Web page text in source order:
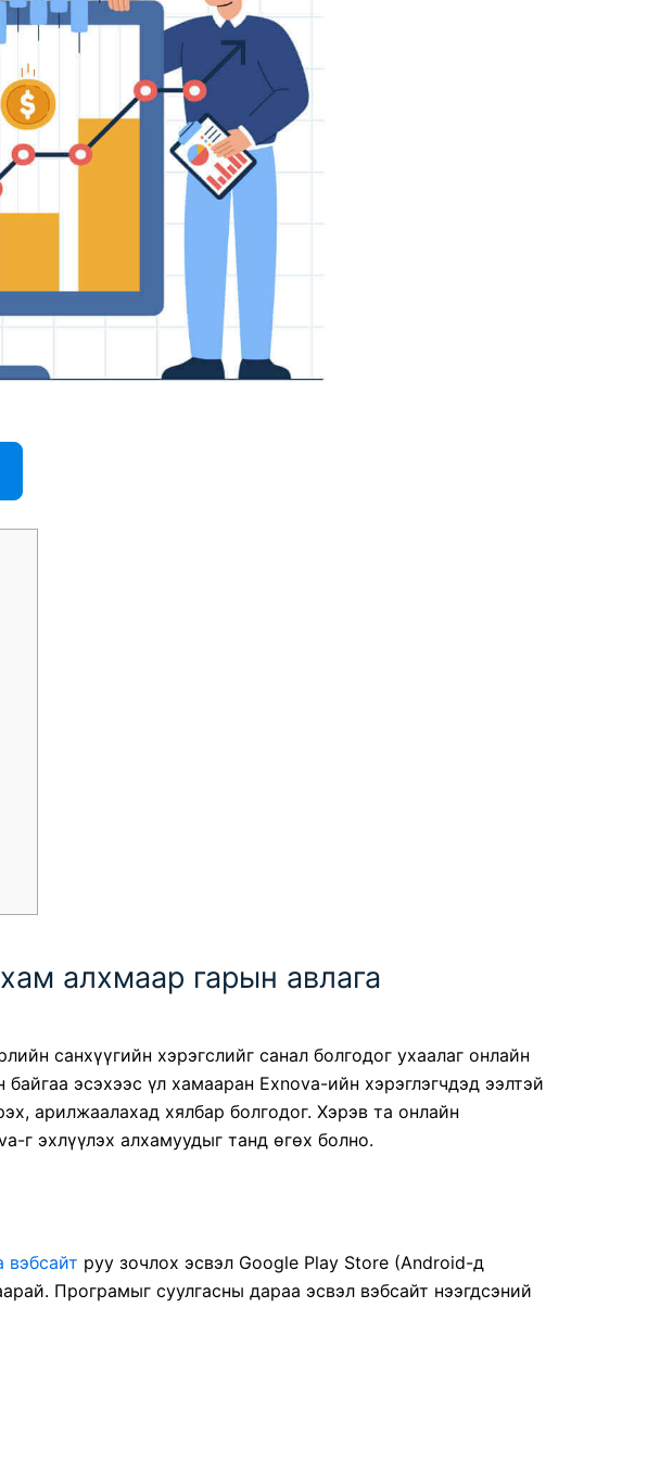
алхмаар гарын авлага
санхүүгийн хэрэгслийг санал болгодог ухаалаг онлайн
эсэхээс үл хамааран Exnova-ийн хэрэглэгчдэд ээлтэй
арилжаалахад хялбар болгодог. Хэрэв та онлайн
г эхлүүлэх алхамуудыг танд өгөх болно.
вэбсайт руу зочлох эсвэл Google Play Store (Android-д
Програмыг суулгасны дараа эсвэл вэбсайт нээгдсэний